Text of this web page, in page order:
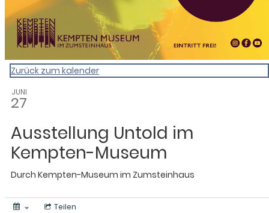
Zurück zum kalender
JUNI
27
Ausstellung Untold im
Kempten-Museum
Durch Kempten-Museum im Zumsteinhaus
Teilen